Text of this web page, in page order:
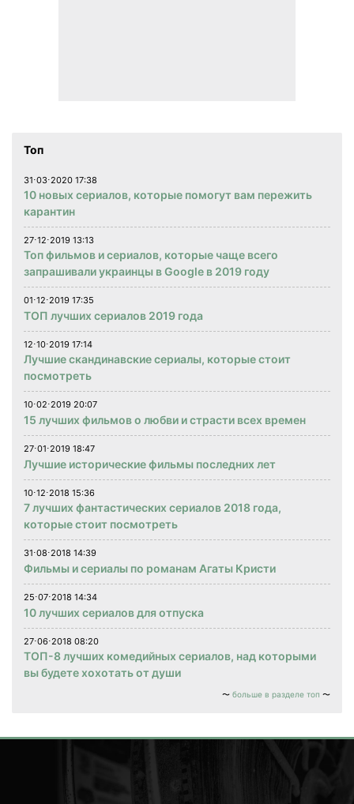
Топ
31⋅03⋅2020 17:38
10 новых сериалов, которые помогут вам пережить
карантин
27⋅12⋅2019 13:13
Топ фильмов и сериалов, которые чаще всего
запрашивали украинцы в Google в 2019 году
01⋅12⋅2019 17:35
ТОП лучших сериалов 2019 года
12⋅10⋅2019 17:14
Лучшие скандинавские сериалы, которые стоит
посмотреть
10⋅02⋅2019 20:07
15 лучших фильмов о любви и страсти всех времен
27⋅01⋅2019 18:47
Лучшие исторические фильмы последних лет
10⋅12⋅2018 15:36
7 лучших фантастических сериалов 2018 года,
которые стоит посмотреть
31⋅08⋅2018 14:39
Фильмы и сериалы по романам Агаты Кристи
25⋅07⋅2018 14:34
10 лучших сериалов для отпуска
27⋅06⋅2018 08:20
ТОП-8 лучших комедийных сериалов, над которыми
вы будете хохотать от души
больше в разделе топ